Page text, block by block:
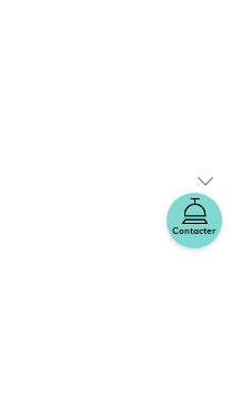
Contacter